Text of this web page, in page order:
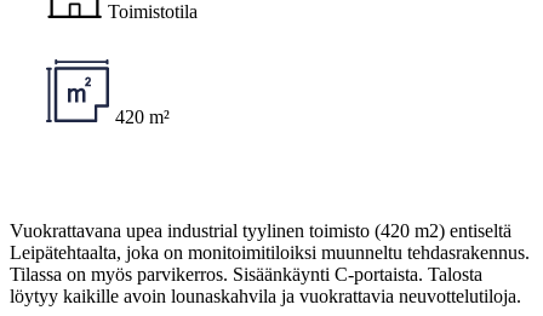
Toimistotila
420 m²
Vuokrattavana upea industrial tyylinen toimisto (420 m2) entiseltä
Leipätehtaalta, joka on monitoimitiloiksi muunneltu tehdasrakennus.
Tilassa on myös parvikerros. Sisäänkäynti C-portaista. Talosta
löytyy kaikille avoin lounaskahvila ja vuokrattavia neuvottelutiloja.